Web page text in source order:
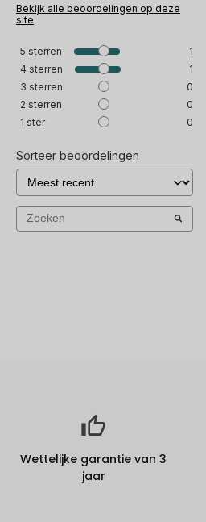
Bekijk alle beoordelingen op deze
site
5 sterren
1
4 sterren
1
3 sterren
0
2 sterren
0
1 ster 0
Sorteer beoordelingen
Wettelijke garantie van 3
jaar